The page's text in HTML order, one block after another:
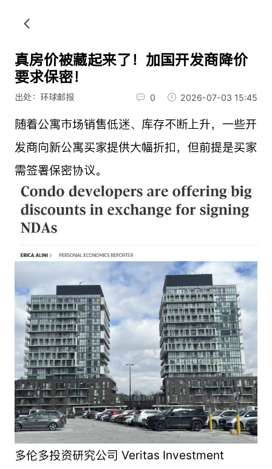
真房价被藏起来了！加国开发商降价
要求保密！
出处：环球邮报 0 2026-07-03 15:45
随着公寓市场销售低迷、库存不断上升，一些开
发商向新公寓买家提供大幅折扣，但前提是买家
需签署保密协议。
多伦多投资研究公司 Veritas Investment